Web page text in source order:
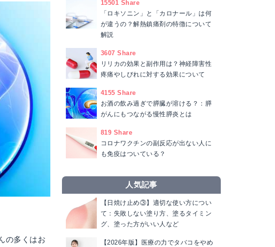
の多くはお
15501 Share
「ロキソニン」と「カロナール」は何
が違うの？解熱鎮痛剤の特徴について
解説
3607 Share
リリカの効果と副作用は？神経障害性
疼痛やしびれに対する効果について
4155 Share
お酒の飲み過ぎで膵臓が溶ける？：膵
がんにもつながる慢性膵炎とは
819 Share
​​コロナワクチンの副反応が出ない人に
も免疫はついている？
人気記事
【日焼け止め③】適切な使い方につい
て：失敗しない塗り方、塗るタイミン
グ、塗った方がいい人など
【2026年版】医療の力でタバコをやめ